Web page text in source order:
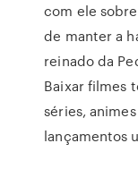
com ele
de manter a
reinado da
Baixar filmes
séries,
lançamentos